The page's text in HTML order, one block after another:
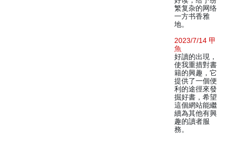
繁复杂的网络
一方书香雅
地。
2023/7/14 甲
魚
好讀的出現，
使我重措對書
籍的興趣，它
提供了一個便
利的途徑來發
掘好書，希望
這個網站能繼
續為其他有興
趣的讀者服
務。